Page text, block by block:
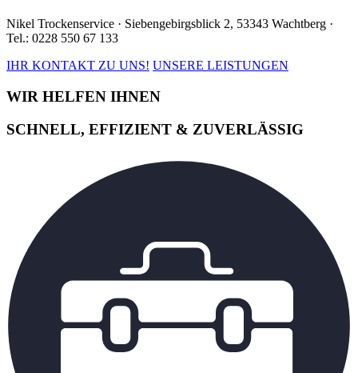
Nikel Trockenservice · Siebengebirgsblick 2, 53343 Wachtberg ·
Tel.: 0228 550 67 133
IHR KONTAKT ZU UNS! UNSERE LEISTUNGEN
WIR HELFEN IHNEN
SCHNELL, EFFIZIENT & ZUVERLÄSSIG